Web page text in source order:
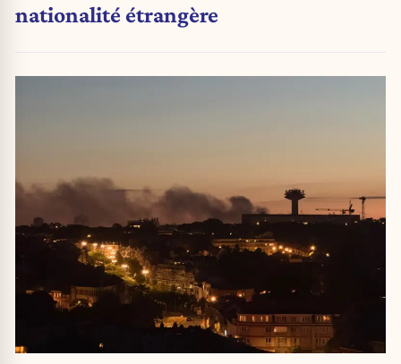
nationalité étrangère